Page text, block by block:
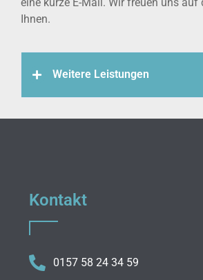
eine kurze E-Mail. Wir freuen uns auf
Ihnen.
Weitere Leistungen
Kontakt
0157 58 24 34 59